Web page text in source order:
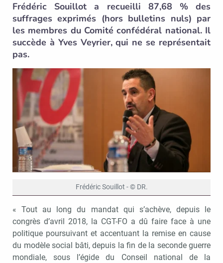
Frédéric Souillot a recueilli 87,68 % des
suffrages exprimés (hors bulletins nuls) par
les membres du Comité confédéral national. Il
succède à Yves Veyrier, qui ne se représentait
pas.
Frédéric Souillot - © DR.
« Tout au long du mandat qui s’achève, depuis le
congrès d’avril 2018, la CGT-FO a dû faire face à une
politique poursuivant et accentuant la remise en cause
du modèle social bâti, depuis la fin de la seconde guerre
mondiale, sous l’égide du Conseil national de la